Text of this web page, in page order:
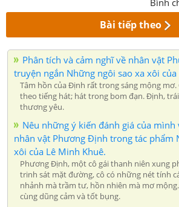
Bài tiếp theo
Phân tích và cảm nghĩ về nhân vật
truyện ngắn Những ngôi sao xa xôi của
Tâm hồn của Định rất trong sáng mộng mơ.
theo tiếng hát; hát trong bom đạn. Định,
thương yêu.
Nêu những ý kiến đánh giá của mình
nhân vật Phương Định trong tác phẩm
xôi của Lê Minh Khuê.
Phương Định, một cô gái thanh niên xung
trinh sát mặt đường, cô có những nét tính
nhảnh mà trầm tư, hồn nhiên mà mơ mộng.
cùng dũng cảm và tốt bụng.